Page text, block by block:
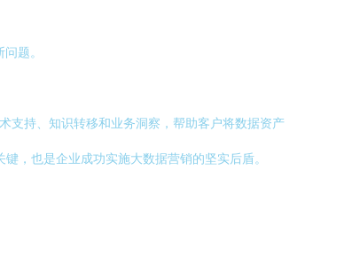
题。
支持、知识转移和业务洞察，帮助客户将数据资产
，也是企业成功实施大数据营销的坚实后盾。